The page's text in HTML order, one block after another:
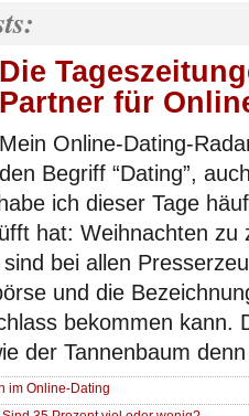
Die
Partner für
Mein Online-Dating-
den Begriff “Dating”,
ich dieser Tage
hat: Weihnachten zu
bei allen
und die
bekommen kann.
der Tannenbaum
im Online-Dating